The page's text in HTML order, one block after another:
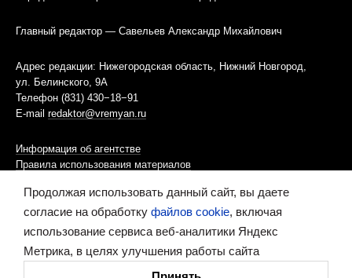
Главный редактор — Савельев Александр Михайлович
Адрес редакции: Нижегородская область, Нижний Новгород,
ул. Белинского, 9А
Телефон (831) 430−18−91
E-mail redaktor@vremyan.ru
Информация об агентстве
Правила использования материалов
Информационная политика использования «cookies»-файлов
Ресурс содержит материалы 16+
Продолжая использовать данный сайт, вы даете
согласие на обработку файлов cookie, включая
использование сервиса веб-аналитики Яндекс
Метрика, в целях улучшения работы сайта